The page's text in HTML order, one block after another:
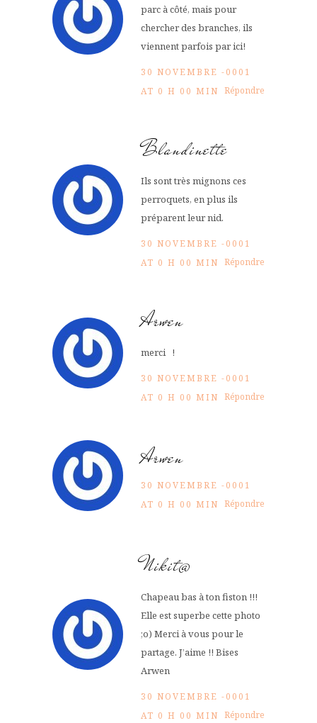
parc à côté, mais pour
chercher des branches, ils
viennent parfois par ici!
30 NOVEMBRE -0001
AT 0 H 00 MIN Répondre
Blandinette
Ils sont très mignons ces
perroquets, en plus ils
préparent leur nid.
30 NOVEMBRE -0001
AT 0 H 00 MIN Répondre
Arwen
merci !
30 NOVEMBRE -0001
AT 0 H 00 MIN Répondre
Arwen
30 NOVEMBRE -0001
AT 0 H 00 MIN Répondre
Nikit@
Chapeau bas à ton fiston !!!
Elle est superbe cette photo
;o) Merci à vous pour le
partage. J’aime !! Bises
Arwen
30 NOVEMBRE -0001
AT 0 H 00 MIN Répondre